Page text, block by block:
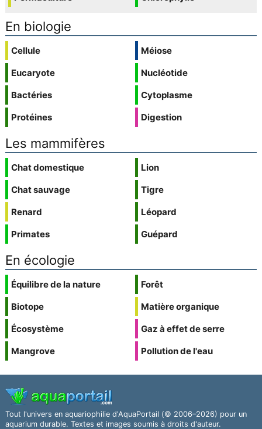
En biologie
Cellule
Eucaryote
Bactéries
Protéines
Méiose
Nucléotide
Cytoplasme
Digestion
Les mammifères
Chat domestique
Chat sauvage
Renard
Primates
Lion
Tigre
Léopard
Guépard
En écologie
Équilibre de la nature
Biotope
Écosystème
Mangrove
Forêt
Matière organique
Gaz à effet de serre
Pollution de l'eau
Tout l'univers en aquariophilie d'AquaPortail (© 2006–2026) pour un
aquarium durable. Textes et images soumis à droits d'auteur.